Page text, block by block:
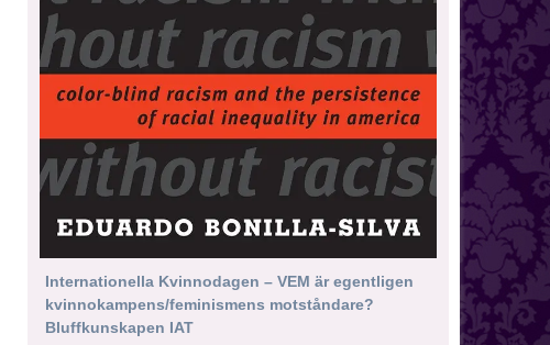
Internationella Kvinnodagen – VEM är egentligen
kvinnokampens/feminismens motståndare?
Bluffkunskapen IAT